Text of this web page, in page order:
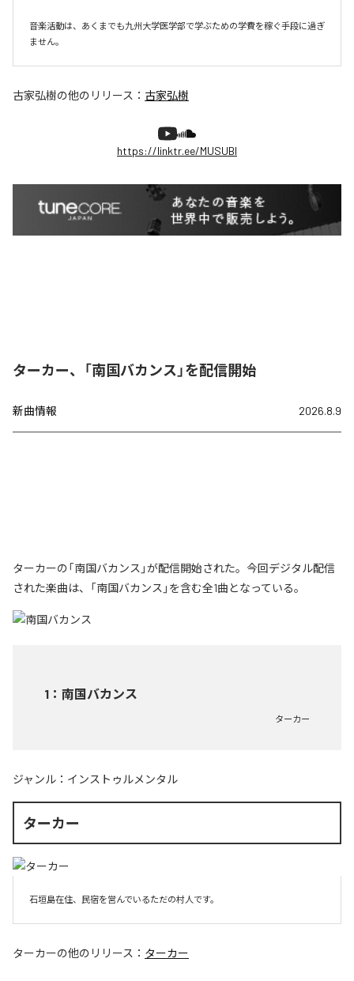
音楽活動は、あくまでも九州大学医学部で学ぶための学費を稼ぐ手段に過ぎ
ません。
古家弘樹の他のリリース： 古家弘樹
https://linktr.ee/MUSUBI
ターカー、「南国バカンス」を配信開始
新曲情報 2026.8.9
ターカーの「南国バカンス」が配信開始された。今回デジタル配信
された楽曲は、「南国バカンス」を含む全1曲となっている。
1 ： 南国バカンス
ターカー
ジャンル： インストゥルメンタル
ターカー
石垣島在住、民宿を営んでいるただの村人です。
ターカーの他のリリース： ターカー